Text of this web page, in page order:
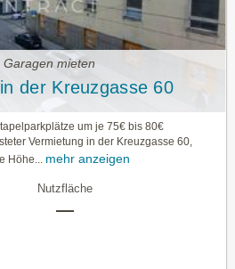
Garagen mieten
der Kreuzgasse 60
um je 75€ bis 80€
Vermietung in der Kreuzgasse 60,
Höhe... mehr anzeigen
Nutzfläche
—